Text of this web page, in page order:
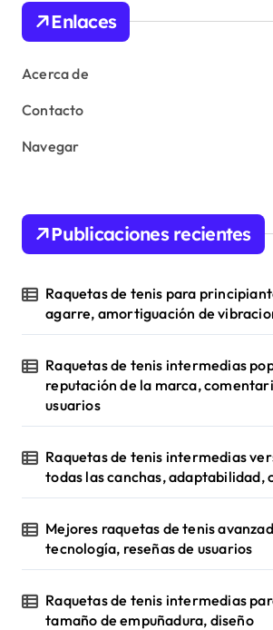
Enlaces
Acerca de
Contacto
Navegar
Publicaciones recientes
Raquetas de tenis para
agarre, amortiguación de
Raquetas de tenis intermedias
reputación de la marca,
usuarios
Raquetas de tenis intermedias
todas las canchas, adaptabilidad,
Mejores raquetas de tenis
tecnología, reseñas de usuarios
Raquetas de tenis intermedias
tamaño de empuñadura, diseño